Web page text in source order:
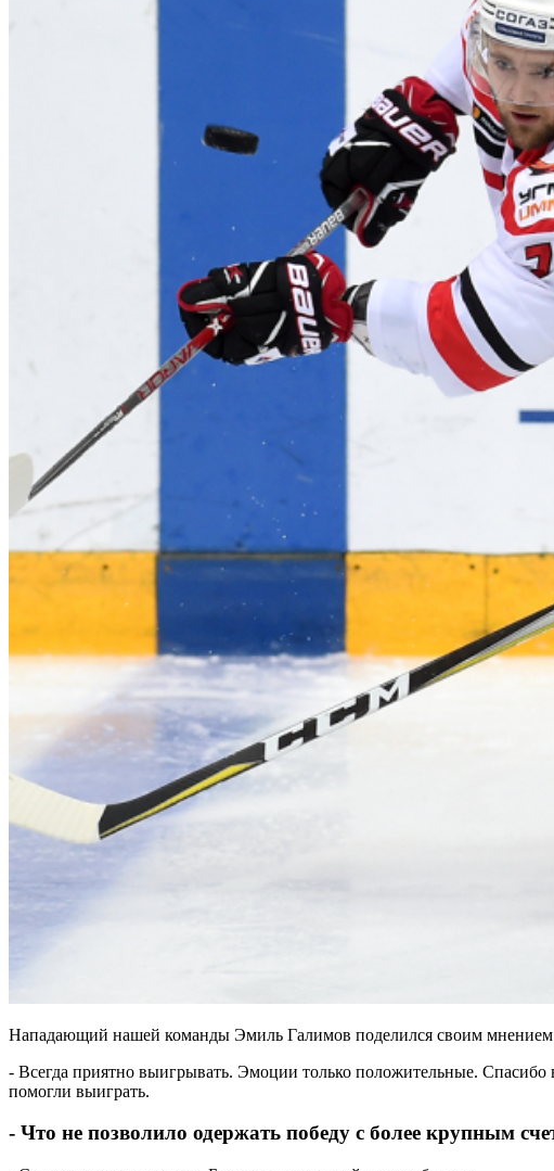
Нападающий нашей команды Эмиль Галимов поделился своим мнением
- Всегда приятно выигрывать. Эмоции только положительные.
помогли выиграть.
- Что не позволило одержать победу с более крупным